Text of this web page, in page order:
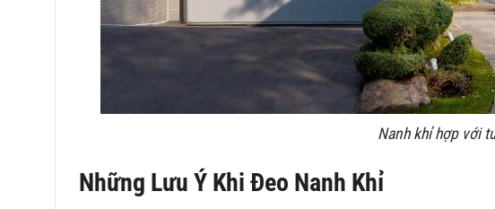
Nanh khỉ hợp với
Những Lưu Ý Khi Đeo Nanh Khỉ